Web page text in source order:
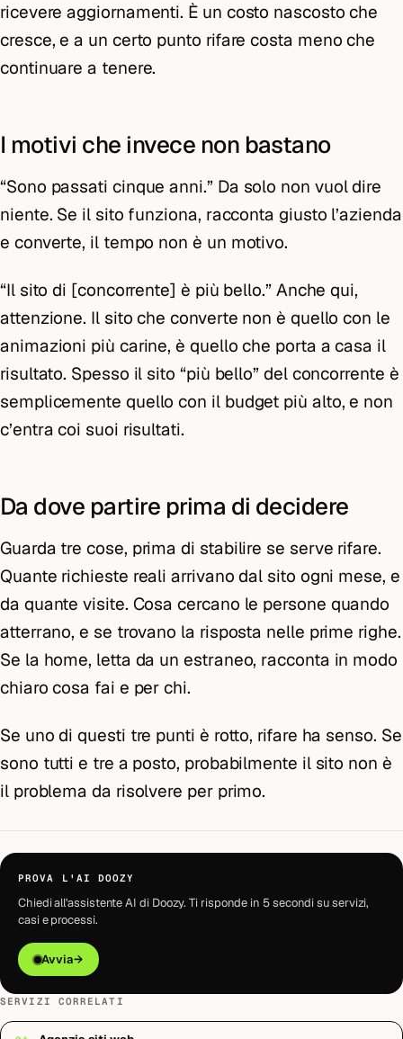
PROVA L'AI DOOZY
Chiedi all'assistente AI di Doozy. Ti risponde in 5 secondi su servizi,
casi e processi.
Avvia→
SERVIZI CORRELATI
ricevere aggiornamenti. È un costo nascosto che
cresce, e a un certo punto rifare costa meno che
continuare a tenere.
I motivi che invece non bastano
“Sono passati cinque anni.” Da solo non vuol dire
niente. Se il sito funziona, racconta giusto l’azienda
e converte, il tempo non è un motivo.
“Il sito di [concorrente] è più bello.” Anche qui,
attenzione. Il sito che converte non è quello con le
animazioni più carine, è quello che porta a casa il
risultato. Spesso il sito “più bello” del concorrente è
semplicemente quello con il budget più alto, e non
c’entra coi suoi risultati.
Da dove partire prima di decidere
Guarda tre cose, prima di stabilire se serve rifare.
Quante richieste reali arrivano dal sito ogni mese, e
da quante visite. Cosa cercano le persone quando
atterrano, e se trovano la risposta nelle prime righe.
Se la home, letta da un estraneo, racconta in modo
chiaro cosa fai e per chi.
Se uno di questi tre punti è rotto, rifare ha senso. Se
sono tutti e tre a posto, probabilmente il sito non è
il problema da risolvere per primo.